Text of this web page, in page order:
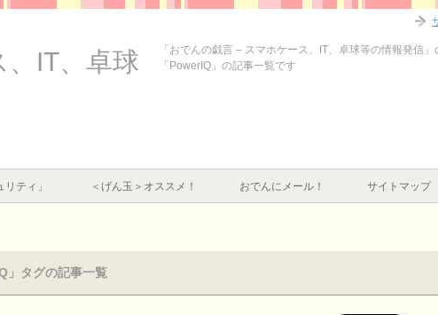
IT、卓球
「おでんの戯言 – スマホケース、IT、卓球等の情報発信」
「PowerIQ」の記事一覧です
ティ」 ＜げん玉＞オススメ！ おでんにメール！ サイトマップ
」タグの記事一覧